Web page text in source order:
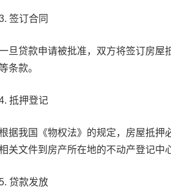
签订合同
旦贷款申请被批准，双方将签订房屋
条款。
抵押登记
据我国《物权法》的规定，房屋抵押
关文件到房产所在地的不动产登记中
贷款发放